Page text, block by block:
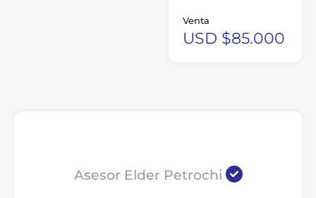
Venta
USD $85.000
Asesor Elder Petrochi